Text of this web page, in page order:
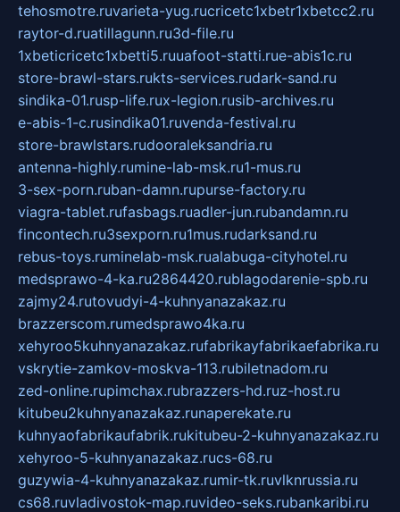
tehosmotre.ruvarieta-yug.rucricetc1xbetr1xbetcc2.ru
raytor-d.ruatillagunn.ru3d-file.ru
1xbeticricetc1xbetti5.ruuafoot-statti.rue-abis1c.ru
store-brawl-stars.rukts-services.rudark-sand.ru
sindika-01.rusp-life.rux-legion.rusib-archives.ru
e-abis-1-c.rusindika01.ruvenda-festival.ru
store-brawlstars.rudooraleksandria.ru
antenna-highly.rumine-lab-msk.ru1-mus.ru
3-sex-porn.ruban-damn.rupurse-factory.ru
viagra-tablet.rufasbags.ruadler-jun.rubandamn.ru
fincontech.ru3sexporn.ru1mus.rudarksand.ru
rebus-toys.ruminelab-msk.rualabuga-cityhotel.ru
medsprawo-4-ka.ru2864420.rublagodarenie-spb.ru
zajmy24.rutovudyi-4-kuhnyanazakaz.ru
brazzerscom.rumedsprawo4ka.ru
xehyroo5kuhnyanazakaz.rufabrikayfabrikaefabrika.ru
vskrytie-zamkov-moskva-113.rubiletnadom.ru
zed-online.rupimchax.rubrazzers-hd.ruz-host.ru
kitubeu2kuhnyanazakaz.runaperekate.ru
kuhnyaofabrikaufabrik.rukitubeu-2-kuhnyanazakaz.ru
xehyroo-5-kuhnyanazakaz.rucs-68.ru
guzywia-4-kuhnyanazakaz.rumir-tk.ruvlknrussia.ru
cs68.ruvladivostok-map.ruvideo-seks.rubankaribi.ru